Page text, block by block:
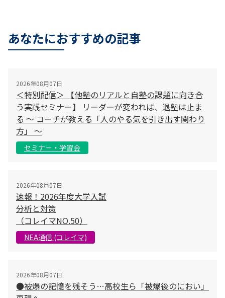
あなたにおすすめの記事
2026年08月07日
＜特別配信＞ 【他塾のリアルと自塾の課題に向き合
う実践セミナー】 リーダーが変われば、退塾は止ま
る 〜 コーチが教える「人のやる気を引き出す関わり
方」 〜
セミナー・学習会
2026年08月07日
速報！2026年度大学入試
分析と対策
（コレイマNO.50）
NEA通信 (コレイマ)
2026年08月07日
●被爆の記憶を残そう…高校生ら「被爆後のにおい」